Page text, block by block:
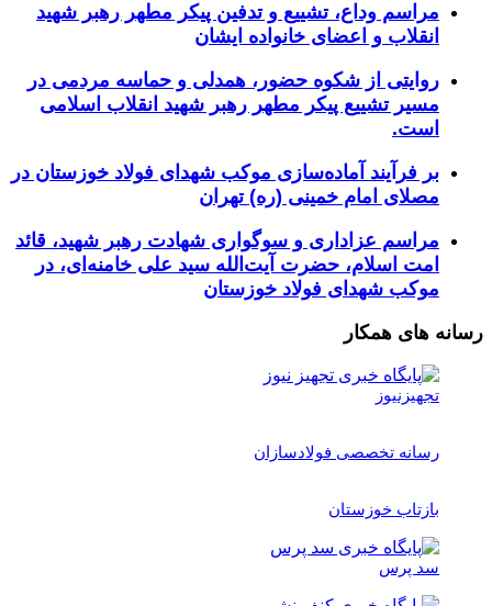
مراسم وداع، تشییع و تدفین پیکر مطهر رهبر شهید
انقلاب و اعضای خانواده ایشان
روایتی از شکوه حضور، همدلی و حماسه مردمی در
مسیر تشییع پیکر مطهر رهبر شهید انقلاب اسلامی
است.
بر فرآیند آماده‌سازی موکب شهدای فولاد خوزستان در
مصلای امام خمینی (ره) تهران
مراسم عزاداری و سوگواری شهادت رهبر شهید، قائد
امت اسلام، حضرت آیت‌الله سید علی خامنه‌ای، در
موکب شهدای فولاد خوزستان
رسانه های همکار
تجهیزنیوز
رسانه تخصصی فولادسازان
بازتاب خوزستان
سد پرس